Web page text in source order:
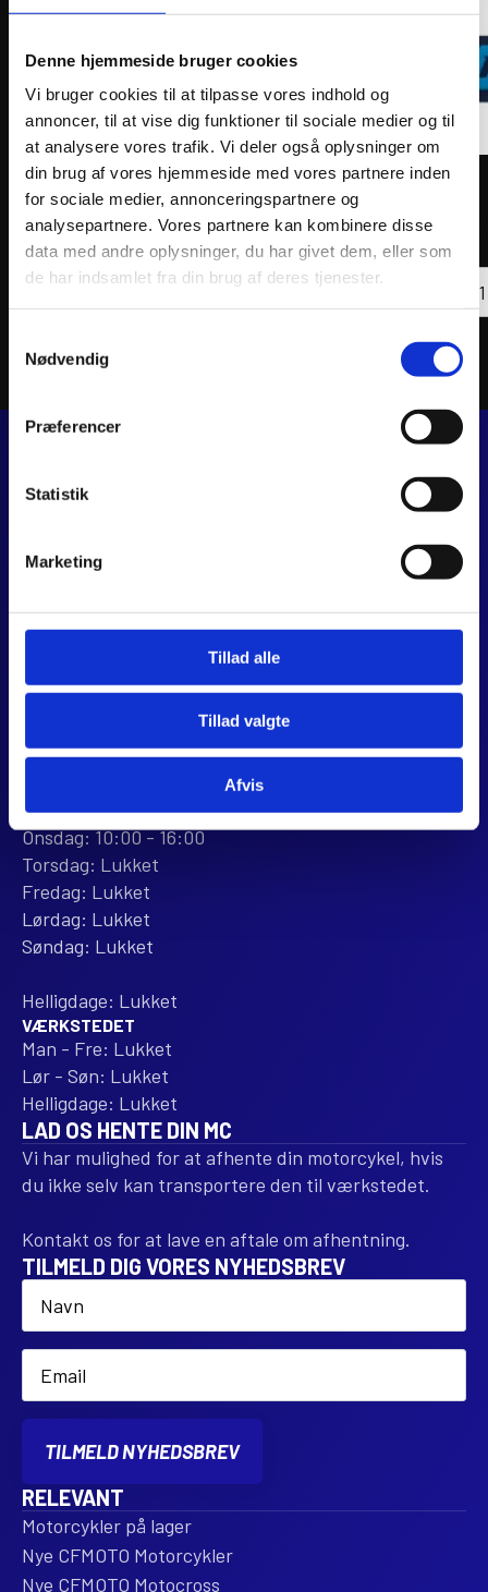
Denne hjemmeside bruger cookies
Vi bruger cookies til at tilpasse vores indhold og
annoncer, til at vise dig funktioner til sociale medier og til
at analysere vores trafik. Vi deler også oplysninger om
din brug af vores hjemmeside med vores partnere inden
for sociale medier, annonceringspartnere og
analysepartnere. Vores partnere kan kombinere disse
data med andre oplysninger, du har givet dem, eller som
de har indsamlet fra din brug af deres tjenester.
Nødvendig
Præferencer
Statistik
Marketing
Tillad alle
Tillad valgte
Afvis
THOR GOGGLE COMBAT FLO ACID
183kr.
inkl. moms
Læs mere
inkl.
THOR
antal
JJ MOTORCYKLER
CVR 44928280
webshop@jjmotorcykler.dk
BUTIKKEN
Tirsdag: 10:00 - 16:00
Onsdag: 10:00 - 16:00
Torsdag: Lukket
Fredag: Lukket
Lørdag: Lukket
Søndag: Lukket
Helligdage: Lukket
VÆRKSTEDET
Man - Fre: Lukket
Lør - Søn: Lukket
Helligdage: Lukket
LAD OS HENTE DIN MC
Vi har mulighed for at afhente din motorcykel, hvis
du ikke selv kan transportere den til værkstedet.
Kontakt os for at lave en aftale om afhentning.
TILMELD DIG VORES NYHEDSBREV
Name
Email
TILMELD NYHEDSBREV
RELEVANT
Motorcykler på lager
Nye CFMOTO Motorcykler
Nye CFMOTO Motocross